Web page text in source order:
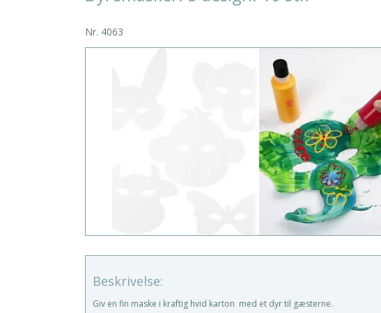
Nr. 4063
Beskrivelse:
Giv en fin maske i kraftig hvid karton med et dyr til gæsterne.